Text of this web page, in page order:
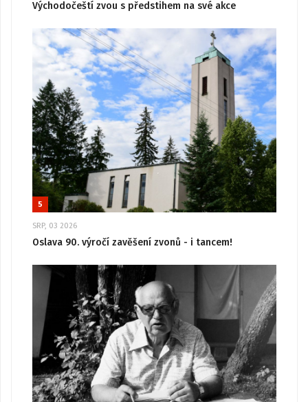
Východočeští zvou s předstihem na své akce
5
SRP, 03 2026
Oslava 90. výročí zavěšení zvonů - i tancem!